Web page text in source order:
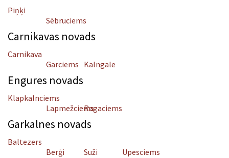
Kонтакты
Piņķi
Sēbruciems
Carnikavas novads
Carnikava
Garciems Kalngale
Engures novads
Klapkalnciems
LapmežciemsRagaciems
Garkalnes novads
Baltezers
Berģi
Suži Upesciems